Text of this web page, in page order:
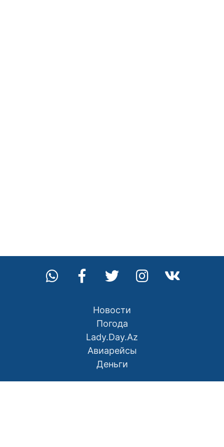
Новости
Погода
Lady.Day.Az
Авиарейсы
Деньги